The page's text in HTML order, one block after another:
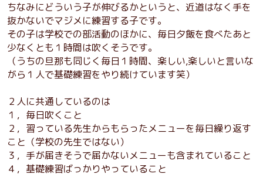
ちなみにどういう子が伸びるかというと、近道はなく手を
抜かないでマジメに練習する子です。
その子は学校での部活動のほかに、毎日夕飯を食べたあと
少なくとも１時間は吹くそうです。
（うちの旦那も同じく毎日１時間、楽しい,楽しいと言いな
がら１人で基礎練習をやり続けています笑）
２人に共通しているのは
１，毎日吹くこと
２，習っている先生からもらったメニューを毎日繰り返す
こと（学校の先生ではない）
３，手が届きそうで届かないメニューも含まれていること
４，基礎練習ばっかりやっていること